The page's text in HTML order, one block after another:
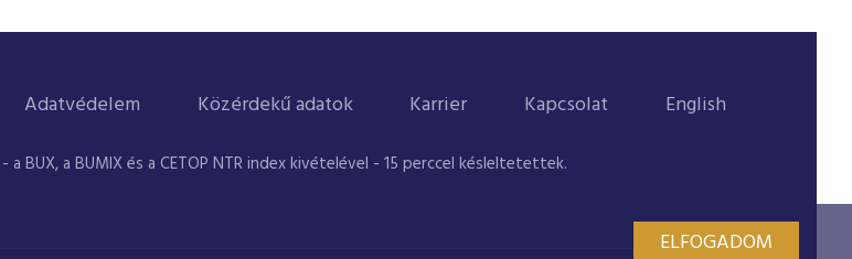
Adatvédelem Közérdekű adatok Karrier Kapcsolat English
BUX, a BUMIX és a CETOP NTR index kivételével - 15 perccel késleltetettek.
ELFOGADOM